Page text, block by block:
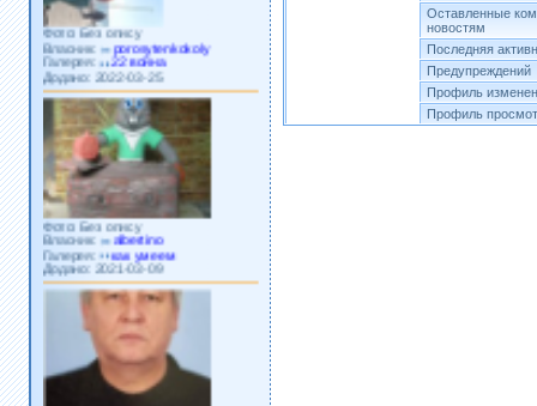
Фото: Без опису
Власник:
porosytenkokoly
Галерея:
22 война
Додано: 2022-03-25
Фото: Без опису
Власник:
albertino
Галерея:
как умеем
Додано: 2021-03-09
Оставленные
новостям
Последняя
Предупреждений
Профиль
Профиль